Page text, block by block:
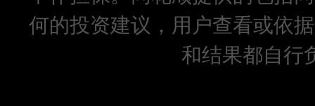
何的投资建议，用户查看或依
和结果都自行